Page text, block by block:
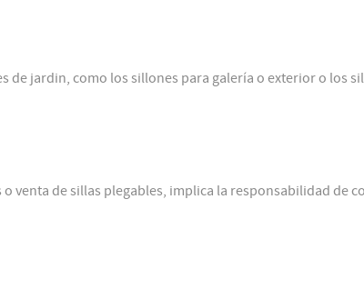
de jardin, como los sillones para galería o exterior o los
o venta de sillas plegables, implica la responsabilidad de